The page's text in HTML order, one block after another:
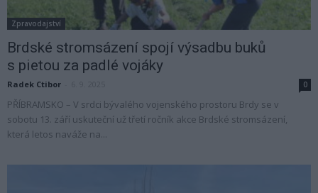
Zpravodajství
Brdské stromsázení spojí výsadbu buků
s pietou za padlé vojáky
Radek Ctibor 0
PŘÍBRAMSKO – V srdci bývalého vojenského prostoru Brdy se v
sobotu 13. září uskuteční už třetí ročník akce Brdské stromsázení,
která letos naváže na...